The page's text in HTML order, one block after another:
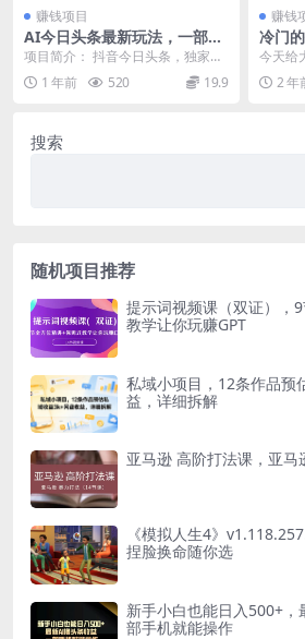
赚钱项目
AI今日头条最新玩法，一部手
机复制粘贴，小白在家也可日
入几张
项目简介： 抖音今日头条，独家一
键暴力AI技术，这两天从事AI类工
作绝对没错 很...
1 年前 520 19.9
赚钱
冷门
识，
有人
今天给
宠物冷
视频，
2 年
搜索
随机项目推荐
提示词视频课（双证），
教学让你玩赚GPT
私域小项目，12条作品预
益，详细拆解
亚马逊 高阶打法课，亚马
《模拟人生4》
捏脸换命随你选
新手小白也能日入500+
部手机就能操作